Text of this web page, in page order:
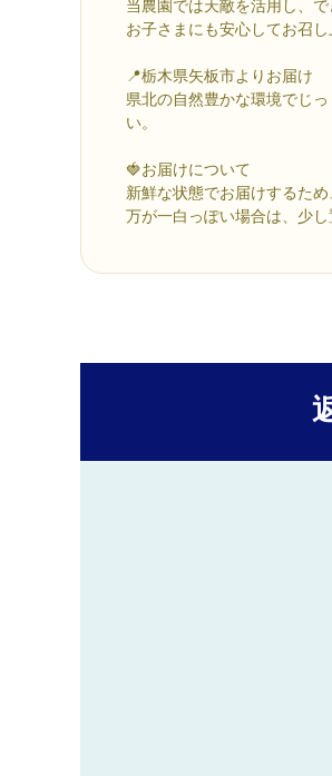
当農園では天敵を活用し、
お子さまにも安心してお召
📍栃木県矢板市よりお届け
県北の自然豊かな環境でじ
い。
🍓お届けについて
新鮮な状態でお届けするた
万が一白っぽい場合は、少